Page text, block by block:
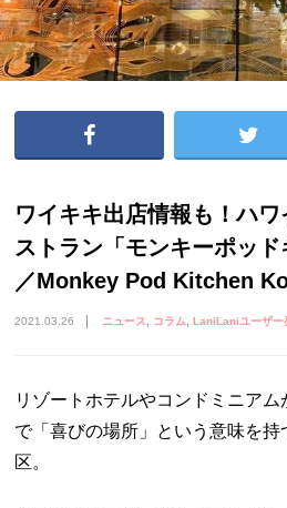
ワイキキ出店情報も！ハ
ストラン「モンキーポッ
／Monkey Pod Kitchen
2021.03.26 ニュース コラム LaniLaniユーザ
リゾートホテルやコンドミニア
で「喜びの場所」という意味を
区。